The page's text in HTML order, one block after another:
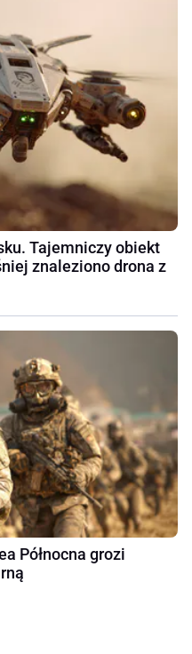
Tajemniczy obiekt
znaleziono drona z
Północna grozi